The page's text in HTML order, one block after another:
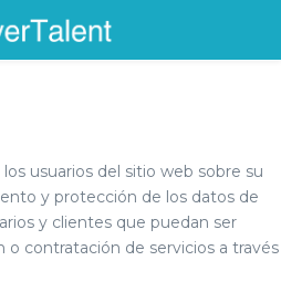
usuarios del sitio web sobre su
y protección de los datos de
y clientes que puedan ser
o contratación de servicios a través